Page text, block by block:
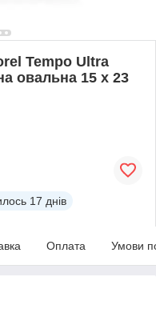
Tempo Ultra
овальна 15 х 23
17 днів
Оплата Умови